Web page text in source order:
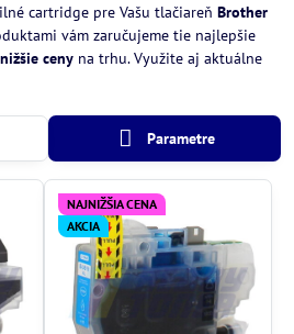
cartridge pre Vašu tlačiareň Brother
vám zaručujeme tie najlepšie
ceny na trhu. Využite aj aktuálne
Parametre
NAJNIŽŠIA CENA
AKCIA